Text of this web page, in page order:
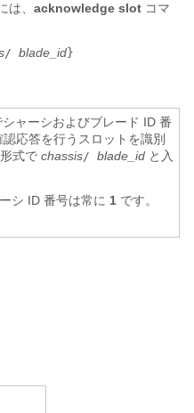
は、 acknowledge slot コマ
/ blade_id }
ャーシおよびブレード ID 番
応答を行うスロットを識別
式で chassis/ blade_id と入
シ ID 番号は常に 1 です。